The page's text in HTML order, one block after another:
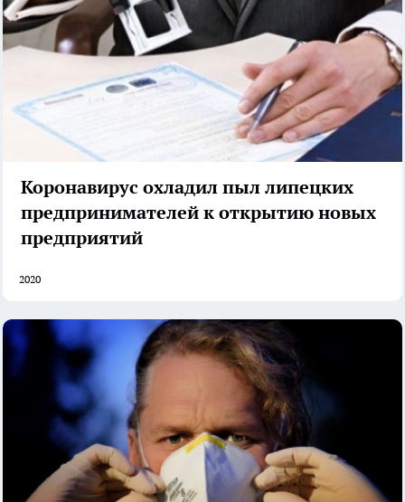
Коронавирус охладил пыл липецких
предпринимателей к открытию новых
предприятий
2020